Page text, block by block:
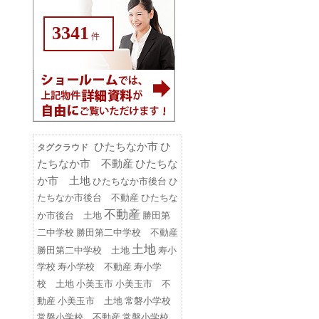
3341 件
タグクラウド ひたちなか市ひ
たちなか市 不動産 ひたちな
か市 土地 ひたちなか市後台 ひ
たちなか市後台 不動産 ひたちな
か市後台 土地 不動産 勝田第
二中学校 勝田第二中学校 不動産
勝田第二中学校 土地 土地 寿小
学校 寿小学校 不動産 寿小学
校 土地 小美玉市 小美玉市 不
動産 小美玉市 土地 常磐小学校